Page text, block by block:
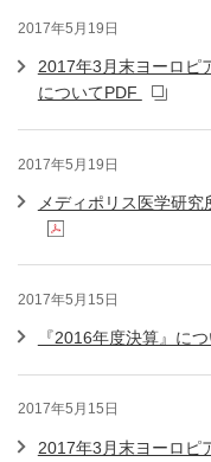
2017年5月19日
2017年3月末ヨーロピ
についてPDF
2017年5月19日
メディポリス医学研
2017年5月15日
『2016年度決算』に
2017年5月15日
2017年3月末ヨーロピ